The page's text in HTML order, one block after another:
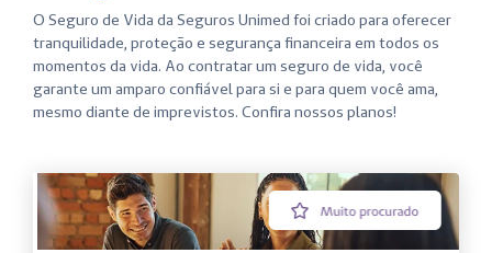
O Seguro de Vida da Seguros Unimed foi criado para oferecer
tranquilidade, proteção e segurança financeira em todos os
momentos da vida. Ao contratar um seguro de vida, você
garante um amparo confiável para si e para quem você ama,
mesmo diante de imprevistos. Confira nossos planos!